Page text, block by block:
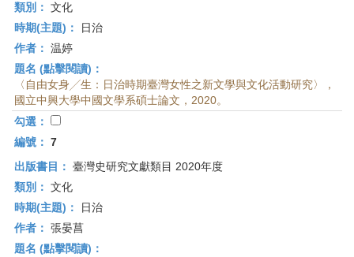
類別： 文化
時期(主題)：
日治
作者： 温婷
題名 (點擊閱讀)：
〈自由女身╱生：日治時期臺灣女性之新文學與文化活動研究〉，
國立中興大學中國文學系碩士論文，2020。
勾選：
編號： 7
出版書目： 臺灣史研究文獻類目 2020年度
類別： 文化
時期(主題)：
日治
作者： 張晏菖
題名 (點擊閱讀)：